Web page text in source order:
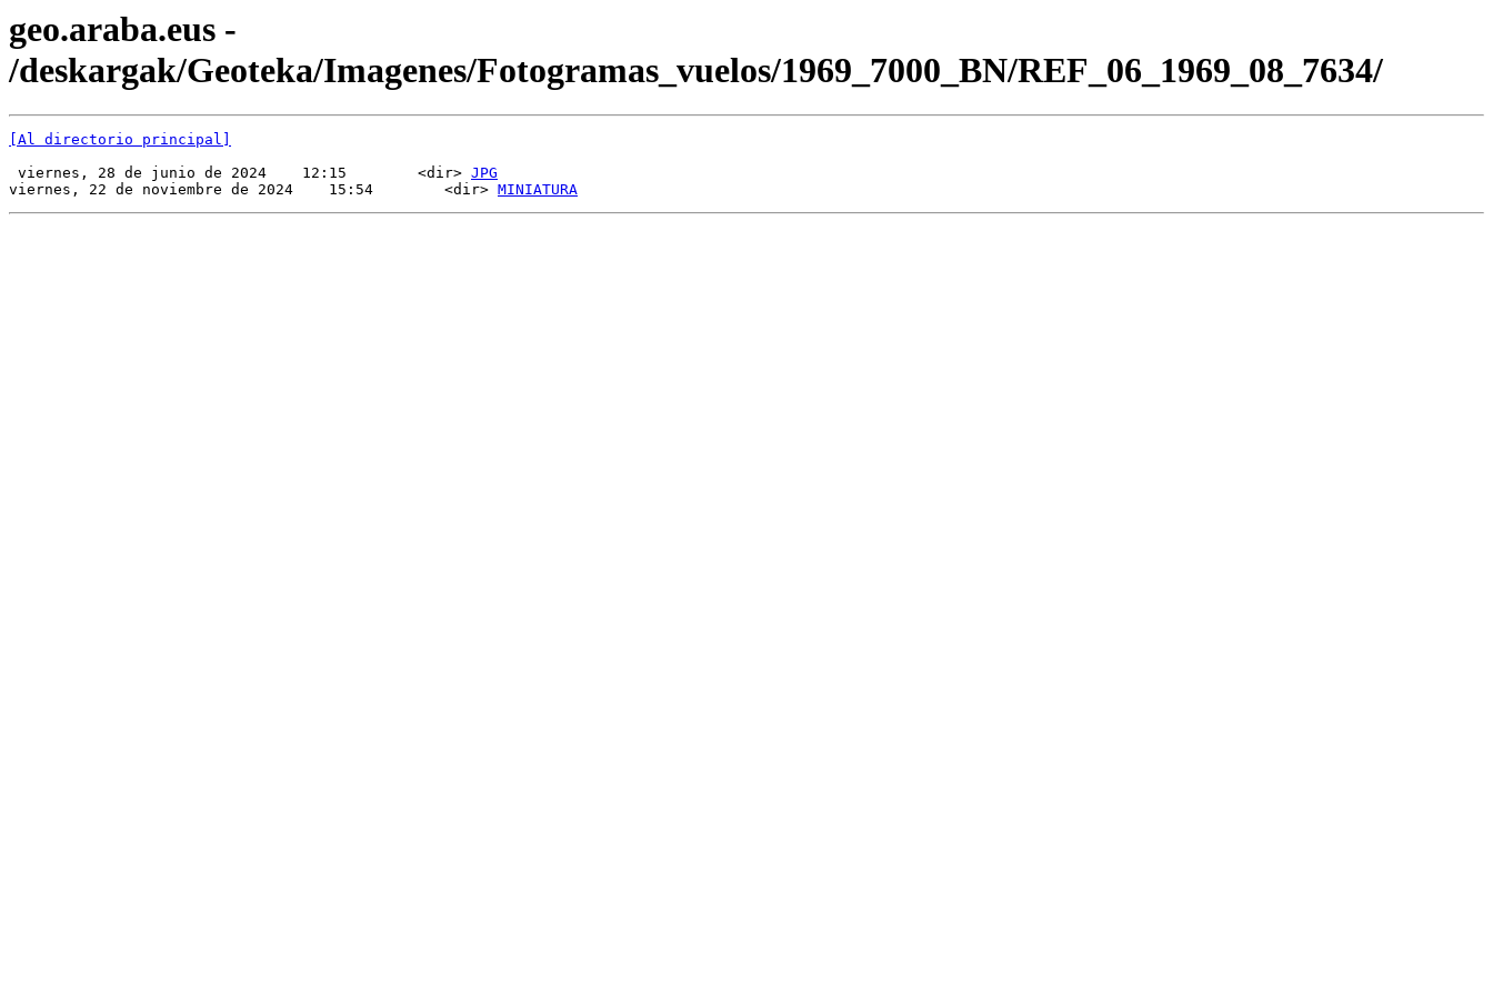
geo.araba.eus -
/deskargak/Geoteka/Imagenes/Fotogramas_vuelos/1969_7000_BN/REF_06_1969_08_7634/
[Al directorio principal]
viernes, 28 de junio de 2024    12:15        <dir> JPG
viernes, 22 de noviembre de 2024    15:54        <dir> MINIATURA